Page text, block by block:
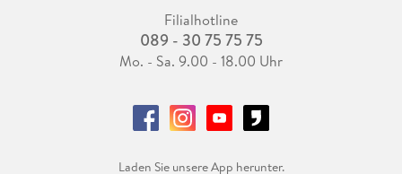
Filialhotline
089 - 30 75 75 75
Mo. - Sa. 9.00 - 18.00 Uhr
Laden Sie unsere App herunter.